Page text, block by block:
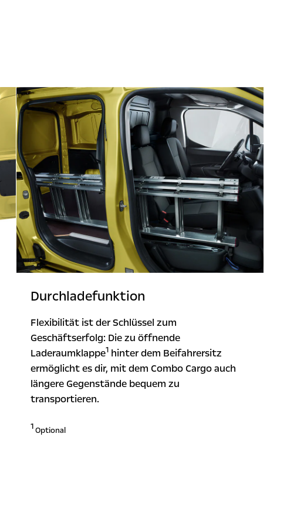
Durchladefunktion
Flexibilität ist der Schlüssel zum
Geschäftserfolg: Die zu öffnende
Laderaumklappe1 hinter dem Beifahrersitz
ermöglicht es dir, mit dem Combo Cargo auch
längere Gegenstände bequem zu
transportieren.
1Optional